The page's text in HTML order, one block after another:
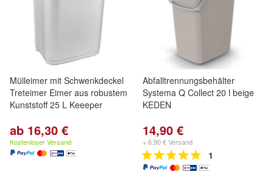
Mülleimer mit Schwenkdeckel
Treteimer Eimer aus robustem
Kunststoff 25 L Keeeper
ab 16,30 €
Kostenloser Versand
Abfalltrennungsbehälter
Systema Q Collect 20 l beige
KEDEN
14,90 €
+ 6,90 € Versand
1